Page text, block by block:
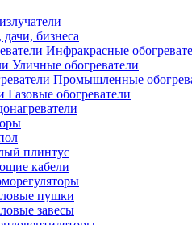
бизнеса
Инфракрасные
Уличные обогреватели
Промышленные
Газовые обогреватели
плинтус
кабели
пушки
завесы